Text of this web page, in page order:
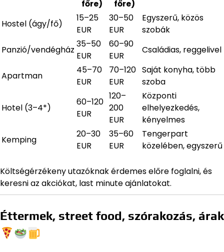
főre)
főre)
Hostel (ágy/fő)
15–25
EUR
30–50
EUR
Egyszerű, közös
szobák
Panzió/vendégház
35–50
EUR
60–90
EUR
Családias, reggelivel
Apartman
45–70
EUR
70–120
EUR
Saját konyha, több
szoba
Hotel (3–4*)
60–120
EUR
120–
200
EUR
Központi
elhelyezkedés,
kényelmes
Kemping
20–30
EUR
35–60
EUR
Tengerpart
közelében, egyszerű
Költségérzékeny utazóknak érdemes előre foglalni, és
keresni az akciókat, last minute ajánlatokat.
Éttermek, street food, szórakozás, árak